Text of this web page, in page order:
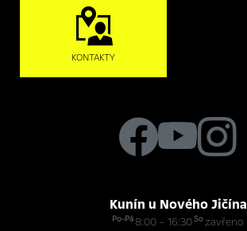
KONTAKTY
Kunín u Nového Jičína
Po-Pá8:00 – 16:30Sozavřeno